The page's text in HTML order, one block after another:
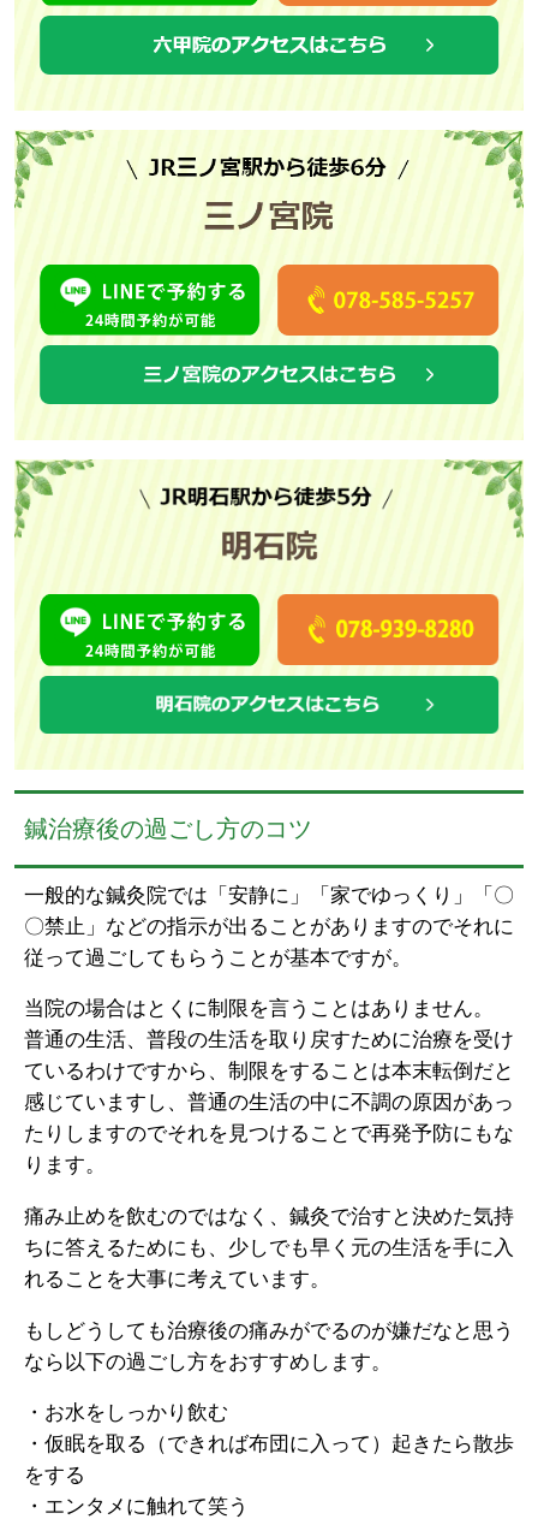
鍼治療後の過ごし方のコツ
一般的な鍼灸院では「安静に」「家でゆっくり」「〇
〇禁止」などの指示が出ることがありますのでそれに
従って過ごしてもらうことが基本ですが。
当院の場合はとくに制限を言うことはありません。
普通の生活、普段の生活を取り戻すために治療を受け
ているわけですから、制限をすることは本末転倒だと
感じていますし、普通の生活の中に不調の原因があっ
たりしますのでそれを見つけることで再発予防にもな
ります。
痛み止めを飲むのではなく、鍼灸で治すと決めた気持
ちに答えるためにも、少しでも早く元の生活を手に入
れることを大事に考えています。
もしどうしても治療後の痛みがでるのが嫌だなと思う
なら以下の過ごし方をおすすめします。
・お水をしっかり飲む
・仮眠を取る（できれば布団に入って）起きたら散歩
をする
・エンタメに触れて笑う